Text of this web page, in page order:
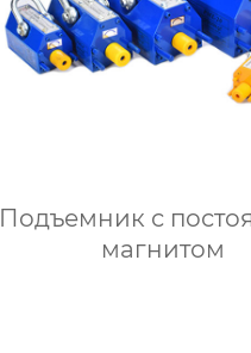
Подъемник с
магнитом